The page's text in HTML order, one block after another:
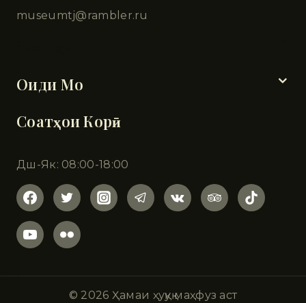
museumtj@rambler.ru
Оиди Мо
Соатҳои Корӣ
Дш-Як: 08:00-18:00
© 2026 Ҳамаи ҳуқуқ маҳфуз аст